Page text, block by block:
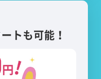
トも可能！